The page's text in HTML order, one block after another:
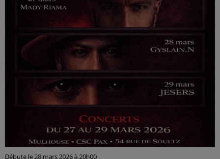
Débute le 28 mars 2026 à 20h00